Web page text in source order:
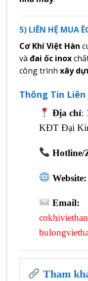
5) LIÊN HỆ MUA
Cơ Khí Việt Hàn
và đai ốc inox
công trình xây
Thông Tin Liên
Địa chỉ:
KĐT Đại
Hotline/
Website:
Email:
Tham